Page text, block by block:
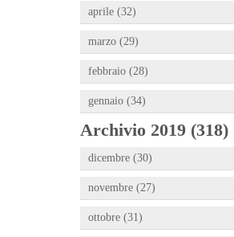
aprile (32)
marzo (29)
febbraio (28)
gennaio (34)
Archivio 2019 (318)
dicembre (30)
novembre (27)
ottobre (31)